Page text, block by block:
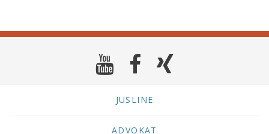
JUSLINE
ADVOKAT